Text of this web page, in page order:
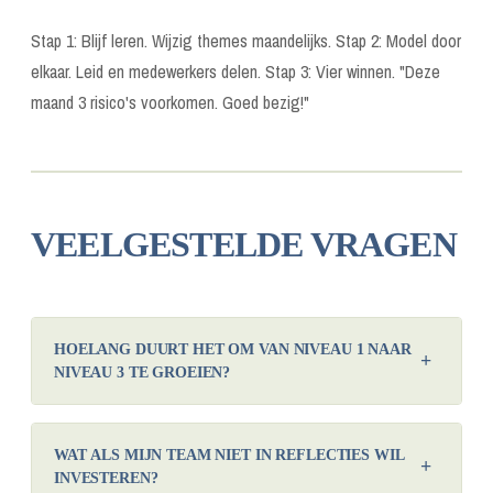
Stap 1: Blijf leren. Wijzig themes maandelijks. Stap 2: Model door
elkaar. Leid en medewerkers delen. Stap 3: Vier winnen. "Deze
maand 3 risico's voorkomen. Goed bezig!"
VEELGESTELDE VRAGEN
HOELANG DUURT HET OM VAN NIVEAU 1 NAAR
NIVEAU 3 TE GROEIEN?
+
Dat varieert. Voor kleine teams (10-20 mensen): 4-6 maanden. Voor
grotere organisaties: 9-12 maanden. Het hangt vooral af van
leiderschap en consistentie, niet zozeer van teamgrootte.
WAT ALS MIJN TEAM NIET IN REFLECTIES WIL
INVESTEREN?
+